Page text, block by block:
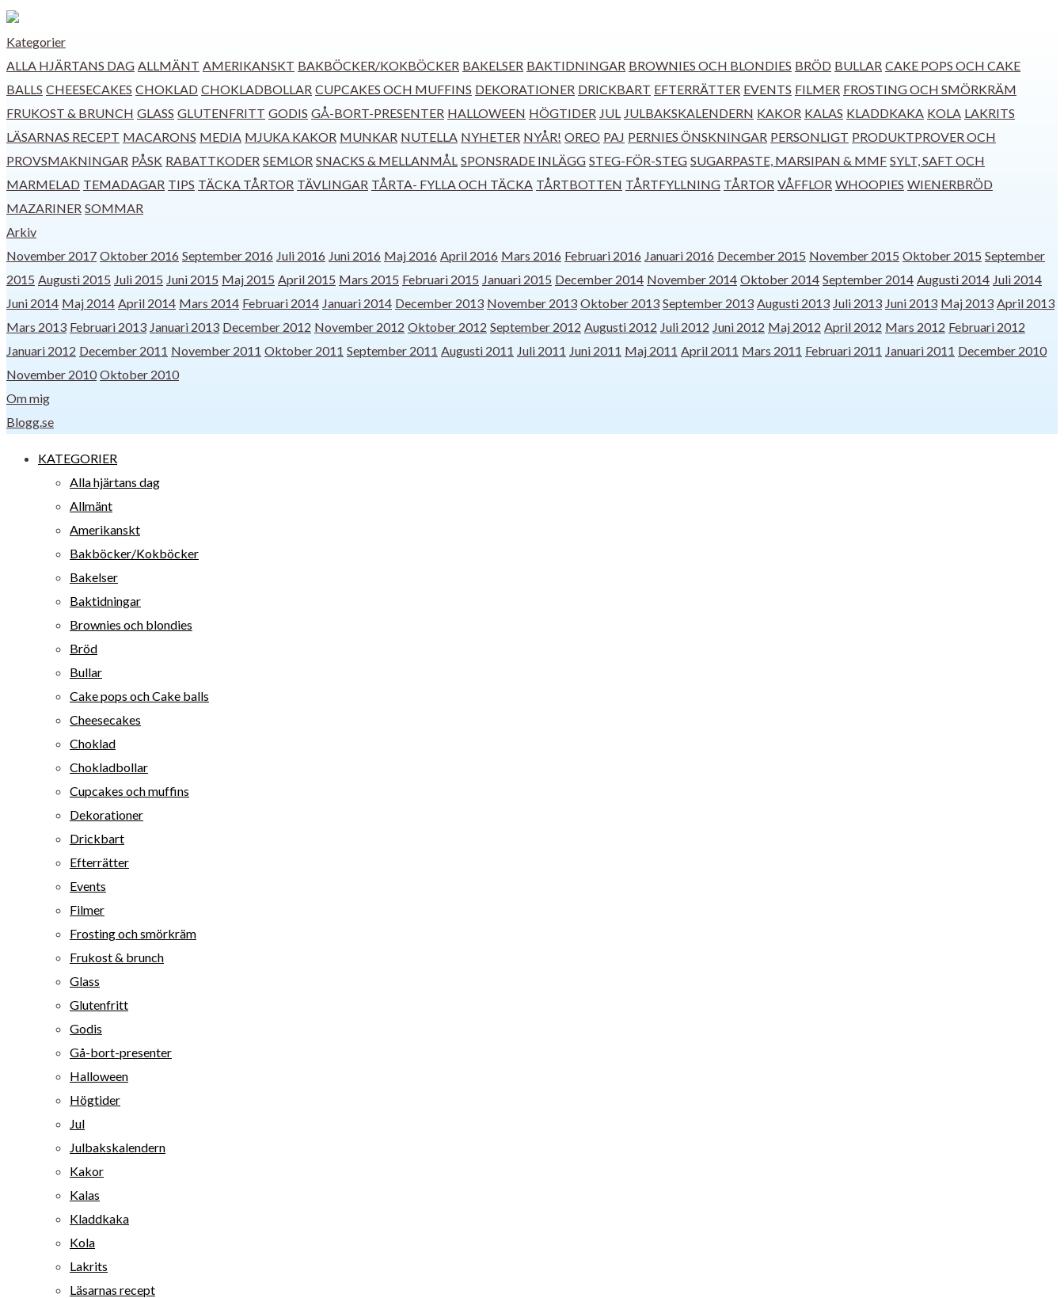
Kategorier
ALLA HJÄRTANS DAG ALLMÄNT AMERIKANSKT BAKBÖCKER/KOKBÖCKER BAKELSER BAKTIDNINGAR BROWNIES OCH BLONDIES BRÖD BULLAR CAKE POPS OCH CAKE
BALLS CHEESECAKES CHOKLAD CHOKLADBOLLAR CUPCAKES OCH MUFFINS DEKORATIONER DRICKBART EFTERRÄTTER EVENTS FILMER FROSTING OCH SMÖRKRÄM
FRUKOST & BRUNCH GLASS GLUTENFRITT GODIS GÅ-BORT-PRESENTER HALLOWEEN HÖGTIDER JUL JULBAKSKALENDERN KAKOR KALAS KLADDKAKA KOLA LAKRITS
LÄSARNAS RECEPT MACARONS MEDIA MJUKA KAKOR MUNKAR NUTELLA NYHETER NYÅR! OREO PAJ PERNIES ÖNSKNINGAR PERSONLIGT PRODUKTPROVER OCH
PROVSMAKNINGAR PÅSK RABATTKODER SEMLOR SNACKS & MELLANMÅL SPONSRADE INLÄGG STEG-FÖR-STEG SUGARPASTE, MARSIPAN & MMF SYLT, SAFT OCH
MARMELAD TEMADAGAR TIPS TÄCKA TÅRTOR TÄVLINGAR TÅRTA- FYLLA OCH TÄCKA TÅRTBOTTEN TÅRTFYLLNING TÅRTOR VÅFFLOR WHOOPIES WIENERBRÖD
MAZARINER SOMMAR
Arkiv
November 2017 Oktober 2016 September 2016 Juli 2016 Juni 2016 Maj 2016 April 2016 Mars 2016 Februari 2016 Januari 2016 December 2015 November 2015 Oktober 2015 September
2015 Augusti 2015 Juli 2015 Juni 2015 Maj 2015 April 2015 Mars 2015 Februari 2015 Januari 2015 December 2014 November 2014 Oktober 2014 September 2014 Augusti 2014 Juli 2014
Juni 2014 Maj 2014 April 2014 Mars 2014 Februari 2014 Januari 2014 December 2013 November 2013 Oktober 2013 September 2013 Augusti 2013 Juli 2013 Juni 2013 Maj 2013 April 2013
Mars 2013 Februari 2013 Januari 2013 December 2012 November 2012 Oktober 2012 September 2012 Augusti 2012 Juli 2012 Juni 2012 Maj 2012 April 2012 Mars 2012 Februari 2012
Januari 2012 December 2011 November 2011 Oktober 2011 September 2011 Augusti 2011 Juli 2011 Juni 2011 Maj 2011 April 2011 Mars 2011 Februari 2011 Januari 2011 December 2010
November 2010 Oktober 2010
Om mig
Blogg.se
KATEGORIER
Alla hjärtans dag
Allmänt
Amerikanskt
Bakböcker/Kokböcker
Bakelser
Baktidningar
Brownies och blondies
Bröd
Bullar
Cake pops och Cake balls
Cheesecakes
Choklad
Chokladbollar
Cupcakes och muffins
Dekorationer
Drickbart
Efterrätter
Events
Filmer
Frosting och smörkräm
Frukost & brunch
Glass
Glutenfritt
Godis
Gå-bort-presenter
Halloween
Högtider
Jul
Julbakskalendern
Kakor
Kalas
Kladdkaka
Kola
Lakrits
Läsarnas recept